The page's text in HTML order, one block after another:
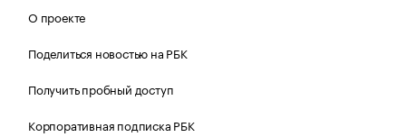
О проекте
Поделиться новостью на РБК
Получить пробный доступ
Корпоративная подписка РБК